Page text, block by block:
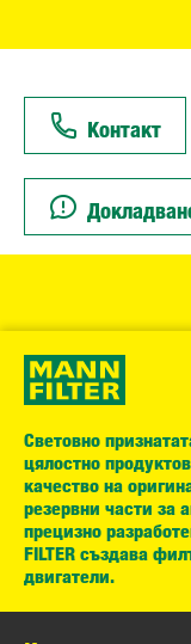
Контакт
Световно
цялостно
качество на
резервни части за
прецизно
FILTER създава
двигатели.